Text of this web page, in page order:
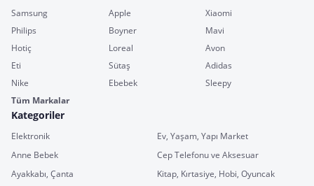
Samsung Apple
Xiaomi
Philips
Boyner
Mavi
Hotiç
Loreal
Avon
Eti
Sütaş
Adidas
Nike
Ebebek
Sleepy
Tüm Markalar
Kategoriler
Elektronik
Ev, Yaşam, Yapı Market
Anne Bebek
Cep Telefonu ve Aksesuar
Ayakkabı, Çanta
Kitap, Kırtasiye, Hobi, Oyuncak